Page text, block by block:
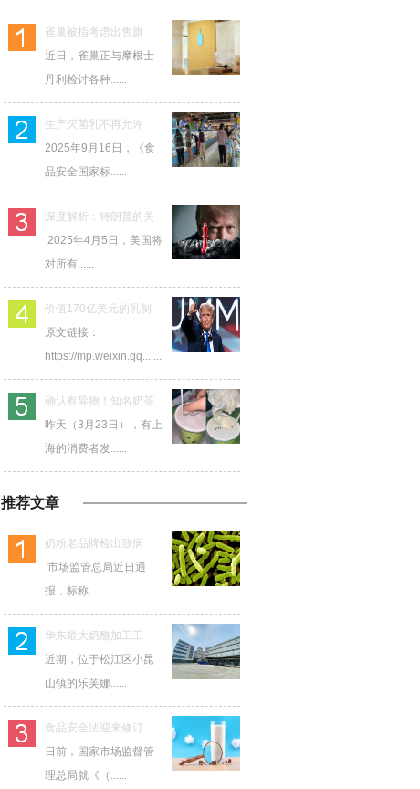
雀巢被指考虑出售旗
近日，雀巢正与摩根士
丹利检讨各种......
生产灭菌乳不再允许
2025年9月16日，《食
品安全国家标......
深度解析：特朗普的关
2025年4月5日，美国将
对所有......
价值170亿美元的乳制
原文链接：
https://mp.weixin.qq.......
确认有异物！知名奶茶
昨天（3月23日），有上
海的消费者发......
推荐文章
奶粉老品牌检出致病
市场监管总局近日通
报，标称......
华东最大奶酪加工工
近期，位于松江区小昆
山镇的乐芙娜......
食品安全法迎来修订
日前，国家市场监督管
理总局就《（......